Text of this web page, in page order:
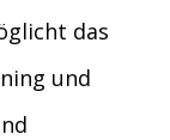
das
und